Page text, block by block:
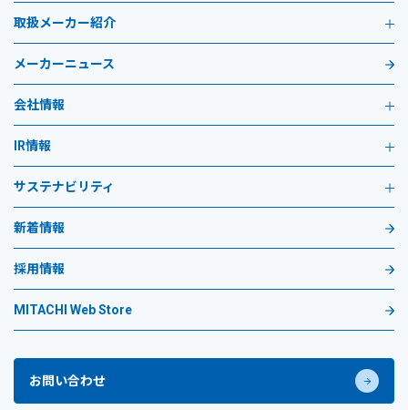
取扱メーカー紹介
メーカーニュース
会社情報
IR情報
サステナビリティ
新着情報
採用情報
MITACHI Web Store
お問い合わせ